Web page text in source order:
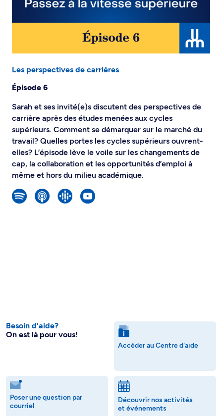
Les perspectives de carrières
Épisode 6
Sarah et ses invité(e)s discutent des perspectives de
carrière après des études menées aux cycles
supérieurs. Comment se démarquer sur le marché du
travail? Quelles portes les cycles supérieurs ouvrent-
elles? L’épisode lève le voile sur les changements de
cap, la collaboration et les opportunités d’emploi à
même et hors du milieu académique.
Besoin d’aide?
On est là pour vous!
Accéder au Centre d'aide
Poser une question par
courriel
Découvrir nos activités
et événements